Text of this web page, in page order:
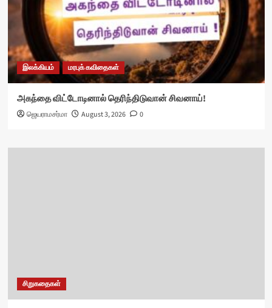
இலக்கியம் மரபுக் கவிதைகள்
அகந்தை விட்டோடினால் தெரிந்திடுவான் சிவனாய்!
ஜெயராமசர்மா August 3, 2026 0
சிறுகதைகள்